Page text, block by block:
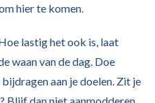
hier te komen.
lastig het ook is, laat
waan van de dag. Doe
aan je doelen. Zit je